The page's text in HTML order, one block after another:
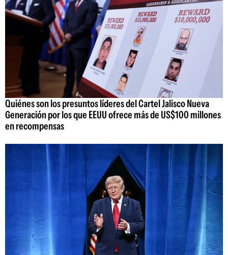
Quiénes son los presuntos líderes del Cartel Jalisco Nueva
Generación por los que EEUU ofrece más de US$100 millones
en recompensas